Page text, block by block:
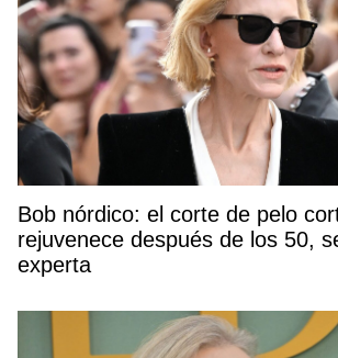
Bob nórdico: el corte de pelo
rejuvenece después de los 50,
experta